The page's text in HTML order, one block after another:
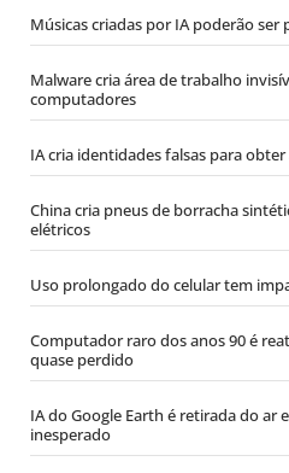
Músicas criadas por IA poderão ser
Malware cria área de trabalho
computadores
IA cria identidades falsas para
China cria pneus de borracha
elétricos
Uso prolongado do celular tem
Computador raro dos anos 90 é
quase perdido
IA do Google Earth é retirada do ar
inesperado